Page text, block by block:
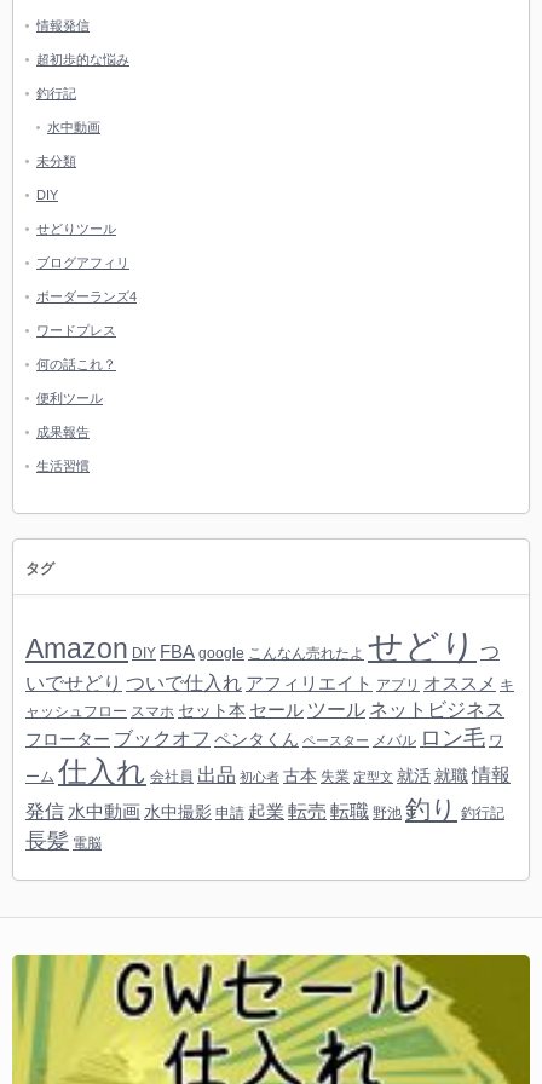
情報発信
超初歩的な悩み
釣行記
水中動画
未分類
DIY
せどりツール
ブログアフィリ
ボーダーランズ4
ワードプレス
何の話これ？
便利ツール
成果報告
生活習慣
タグ
Amazon DIY FBA google こんなん売れたよ せどり
つ
いでせどり ついで仕入れ アフィリエイト アプリ オススメ キ
ャッシュフロー スマホ セット本 セール ツール ネットビジネス
フローター ブックオフ ペンタくん ペースター メバル ロン毛 ワ
ーム 仕入れ 会社員 出品 初心者 古本 失業 定型文 就活 就職 情報
発信 水中動画 水中撮影 申請 起業 転売 転職 野池 釣り 釣行記
長髪 電脳